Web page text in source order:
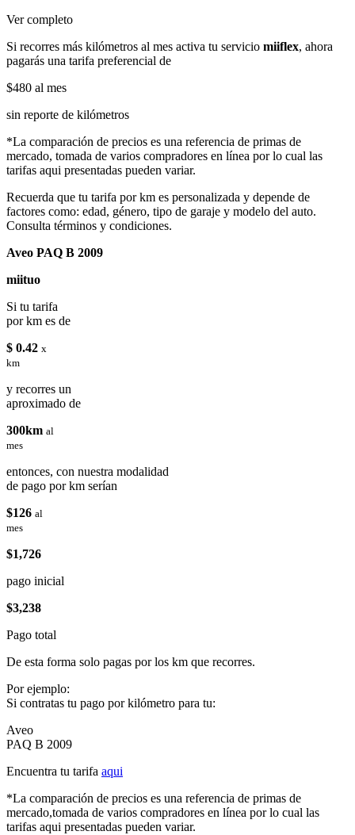
Ver completo
Si recorres más kilómetros al mes activa tu servicio miiflex, ahora
pagarás una tarifa preferencial de
$480 al mes
sin reporte de kilómetros
*La comparación de precios es una referencia de primas de
mercado, tomada de varios compradores en línea por lo cual las
tarifas aqui presentadas pueden variar.
Recuerda que tu tarifa por km es personalizada y depende de
factores como: edad, género, tipo de garaje y modelo del auto.
Consulta términos y condiciones.
Aveo PAQ B 2009
miituo
Si tu tarifa
por km es de
$ 0.42 x
km
y recorres un
aproximado de
300km al
mes
entonces, con nuestra modalidad
de pago por km serían
$126 al
mes
$1,726
pago inicial
$3,238
Pago total
De esta forma solo pagas por los km que recorres.
Por ejemplo:
Si contratas tu pago por kilómetro para tu:
Aveo
PAQ B 2009
Encuentra tu tarifa aqui
*La comparación de precios es una referencia de primas de
mercado,tomada de varios compradores en línea por lo cual las
tarifas aqui presentadas pueden variar.